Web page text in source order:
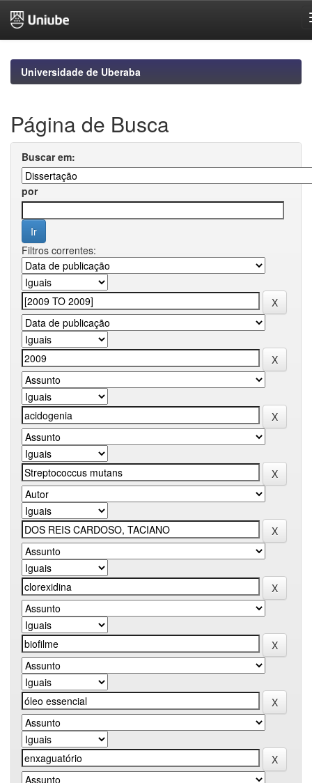
navigationUniversidade de Uberaba
Página de Busca
Buscar em:
por
Filtros correntes: